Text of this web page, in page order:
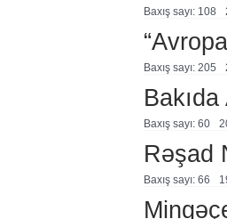
Baxış sayı: 108
Baxış sayı: 205
Baxış sayı: 60
Rəşad
Baxış sayı: 66